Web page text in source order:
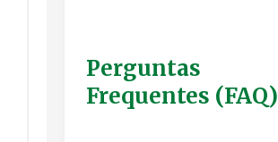
Perguntas
Frequentes (FAQ)